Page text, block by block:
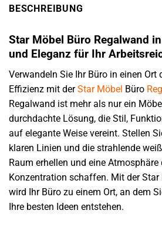
BESCHREIBUNG
Star Möbel Büro Regalwand
und Eleganz für Ihr
Verwandeln Sie Ihr Büro in einen Ort
Effizienz mit derStar Möbel Büro
Regalwand ist mehr als nur ein
durchdachte Lösung, die Stil,
auf elegante Weise vereint. Stellen
klaren Linien und die strahlende
Raum erhellen und eine Atmosphäre
Konzentration schaffen. Mit der Star
wird Ihr Büro zu einem Ort, an dem
Ihre besten Ideen entstehen.